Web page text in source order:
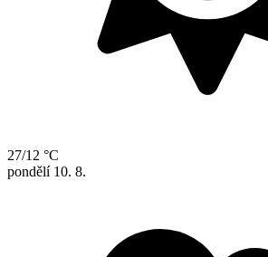
27/12 °C
pondělí 10. 8.